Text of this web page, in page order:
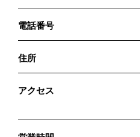
電話番号
住所
アクセス